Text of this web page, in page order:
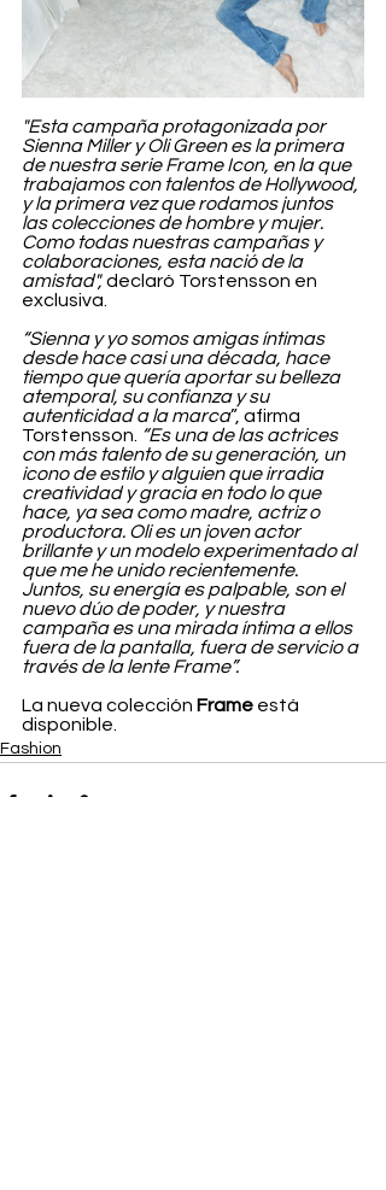
"Esta campaña protagonizada por
Sienna Miller y Oli Green es la primera
de nuestra serie Frame Icon, en la que
trabajamos con talentos de Hollywood,
y la primera vez que rodamos juntos
las colecciones de hombre y mujer.
Como todas nuestras campañas y
colaboraciones, esta nació de la
amistad", declaró Torstensson en
exclusiva.
“Sienna y yo somos amigas íntimas
desde hace casi una década, hace
tiempo que quería aportar su belleza
atemporal, su confianza y su
autenticidad a la marca”, afirma
Torstensson. “Es una de las actrices
con más talento de su generación, un
icono de estilo y alguien que irradia
creatividad y gracia en todo lo que
hace, ya sea como madre, actriz o
productora. Oli es un joven actor
brillante y un modelo experimentado al
que me he unido recientemente.
Juntos, su energía es palpable, son el
nuevo dúo de poder, y nuestra
campaña es una mirada íntima a ellos
fuera de la pantalla, fuera de servicio a
través de la lente Frame”.
La nueva colección Frame está
disponible.
Fashion